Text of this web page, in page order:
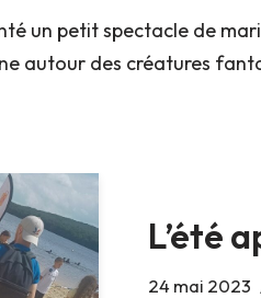
un petit spectacle de
autour des créatures
L’été
24 mai 2023